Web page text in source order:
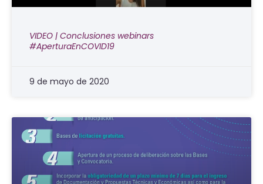
VIDEO | Conclusiones webinars
#AperturaEnCOVID19
9 de mayo de 2020